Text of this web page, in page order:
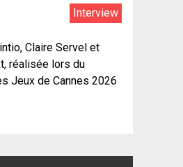
Interview
Claire Servel et
réalisée lors du
Jeux de Cannes 2026